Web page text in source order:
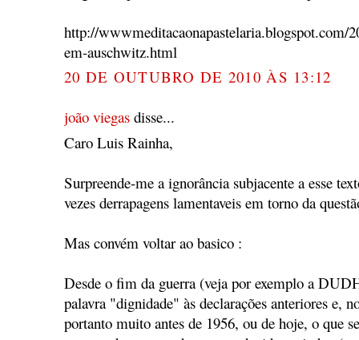
http://wwwmeditacaonapastelaria.blogspot.com/
em-auschwitz.html
20 DE OUTUBRO DE 2010 ÀS 13:12
joão viegas disse...
Caro Luis Rainha,
Surpreende-me a ignorância subjacente a esse
vezes derrapagens lamentaveis em torno da
Mas convém voltar ao basico :
Desde o fim da guerra (veja por exemplo a
palavra "dignidade" às declarações anteriores e,
portanto muito antes de 1956, ou de hoje, o que